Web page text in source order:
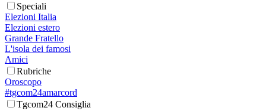
Speciali
Elezioni Italia
Elezioni estero
Grande Fratello
L'isola dei famosi
Amici
Rubriche
Oroscopo
#tgcom24amarcord
Tgcom24 Consiglia